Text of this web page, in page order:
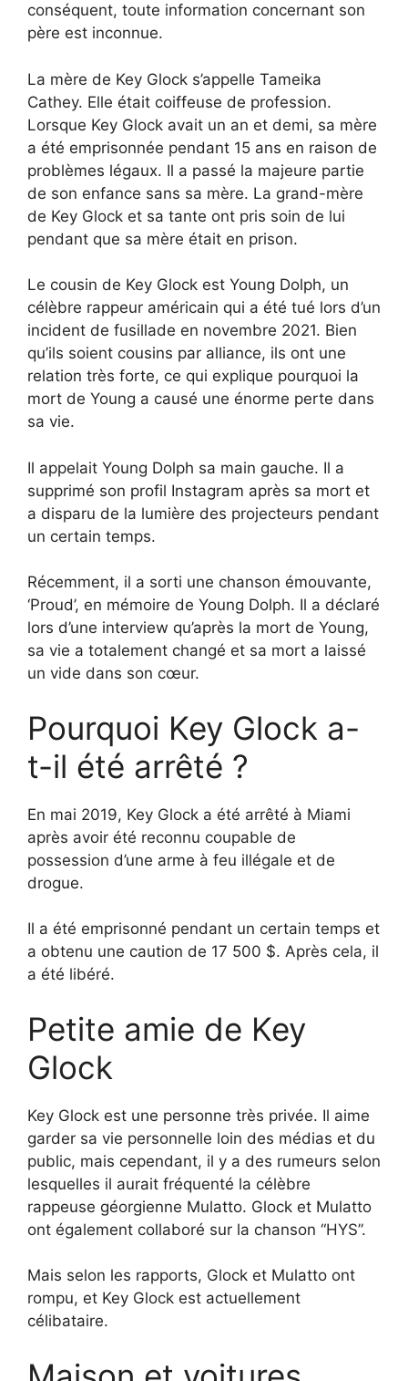
conséquent, toute information concernant son
père est inconnue.
La mère de Key Glock s’appelle Tameika
Cathey. Elle était coiffeuse de profession.
Lorsque Key Glock avait un an et demi, sa mère
a été emprisonnée pendant 15 ans en raison de
problèmes légaux. Il a passé la majeure partie
de son enfance sans sa mère. La grand-mère
de Key Glock et sa tante ont pris soin de lui
pendant que sa mère était en prison.
Le cousin de Key Glock est Young Dolph, un
célèbre rappeur américain qui a été tué lors d’un
incident de fusillade en novembre 2021. Bien
qu’ils soient cousins par alliance, ils ont une
relation très forte, ce qui explique pourquoi la
mort de Young a causé une énorme perte dans
sa vie.
Il appelait Young Dolph sa main gauche. Il a
supprimé son profil Instagram après sa mort et
a disparu de la lumière des projecteurs pendant
un certain temps.
Récemment, il a sorti une chanson émouvante,
‘Proud’, en mémoire de Young Dolph. Il a déclaré
lors d’une interview qu’après la mort de Young,
sa vie a totalement changé et sa mort a laissé
un vide dans son cœur.
Pourquoi Key Glock a-
t-il été arrêté ?
En mai 2019, Key Glock a été arrêté à Miami
après avoir été reconnu coupable de
possession d’une arme à feu illégale et de
drogue.
Il a été emprisonné pendant un certain temps et
a obtenu une caution de 17 500 $. Après cela, il
a été libéré.
Petite amie de Key
Glock
Key Glock est une personne très privée. Il aime
garder sa vie personnelle loin des médias et du
public, mais cependant, il y a des rumeurs selon
lesquelles il aurait fréquenté la célèbre
rappeuse géorgienne Mulatto. Glock et Mulatto
ont également collaboré sur la chanson “HYS”.
Mais selon les rapports, Glock et Mulatto ont
rompu, et Key Glock est actuellement
célibataire.